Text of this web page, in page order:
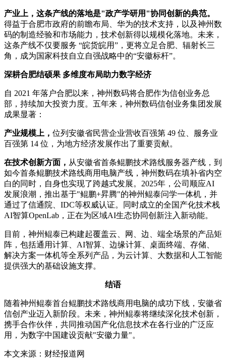
产业上，这条产线的落地是"政产学研用"协同创新的典范。
得益于合肥市政府的前瞻布局、华为的技术支持，以及神州数
码的制造经验和市场能力，技术创新得以规模化落地。未来，
这条产线不仅要服务 “皖货皖用”，更将立足合肥、辐射长三
角，成为国家科技自立自强战略中的“安徽标杆”。
深耕合肥结硕果 多维度布局助力数字经济
自 2021 年落户合肥以来，神州数码将合肥作为信创业务总
部，持续加大投资力度。五年来，神州数码信创业务集团发展
成果显著：
产业规模上， 位列安徽省民营企业营收百强第 49 位、服务业
百强第 14 位，为地方经济发展作出了重要贡献。
在技术创新方面， 从安徽省首条鲲鹏技术路线服务器产线，到
如今首条鲲鹏技术路线商用电脑产线，神州数码在填补省内空
白的同时，自身也实现了跨越式发展。2025年，公司顺应AI
发展浪潮，推出基于"鲲鹏+昇腾"的神州鲲泰问学一体机，并
通过了信通院、IDC等权威认证。同时成立的全国产化技术栈
AI智算OpenLab，正在为区域AI生态协同创新注入新动能。
目前，神州鲲泰已构建起覆盖云、网、边、端全场景的产品矩
阵，包括通用计算、AI智算、边缘计算、桌面终端、存储、
解决方案一体机等全系列产品，为云计算、大数据和人工智能
提供强大的基础设施支撑。
结语
随着神州鲲泰首台鲲鹏技术路线商用电脑的成功下线，安徽省
信创产业迈入新阶段。未来，神州鲲泰将继续深化技术创新，
携手合作伙伴，共同推动国产化信息技术在各行业的广泛应
用，为数字中国建设贡献"安徽力量"。
本文来源：财经报道网